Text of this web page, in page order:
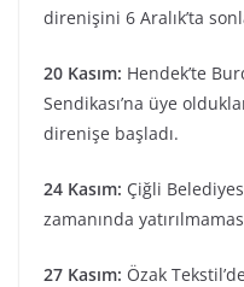
direnişini 6 Aralık’ta
20 Kasım: Hendek’te
Sendikası’na üye
direnişe başladı.
24 Kasım: Çiğli
zamanında
27 Kasım: Özak